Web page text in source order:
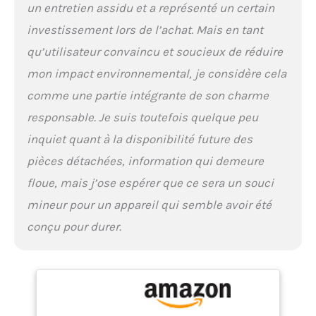
Grande capacité au
format compact : Avec une
composteur électrique
convient parfaitement aux
déchets quotidiens d’une
famille. Son design
compact et élégant
s’intègre facilement sur le
encombrer l’espace,
apportant une touche
moderne à votre cuisine.
Profitez d’un compostage
tactile intuitive et le
couvercle transparent
facilitent l’utilisation et le
suivi du processus.
un entretien assidu et a représenté un certain
investissement lors de l’achat. Mais en tant
qu’utilisateur convaincu et soucieux de réduire
mon impact environnemental, je considère cela
comme une partie intégrante de son charme
responsable. Je suis toutefois quelque peu
inquiet quant à la disponibilité future des
pièces détachées, information qui demeure
floue, mais j’ose espérer que ce sera un souci
mineur pour un appareil qui semble avoir été
conçu pour durer.